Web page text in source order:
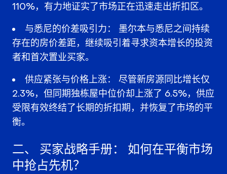
110%，有力地证实了市场正在迅速走出折扣区。
与悉尼的价差吸引力：
墨尔本与悉尼之间持续
存在的房价差距，继续吸引着寻求资本增长的投资
者和首次置业买家。
供应紧张与价格上涨：
尽管新房源同比增长仅
2.3%，但同期独栋屋中位价却上涨了 6.5%，供应
受限有效终结了长期的折扣期，并恢复了市场的平
衡。
二、 买家战略手册：
如何在平衡市场
中抢占先机？